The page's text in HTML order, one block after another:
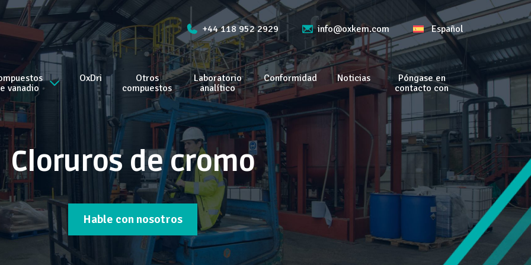
+44 118 952 2929 info@oxkem.com Español
vanadio
OxDri
Otros
compuestos
Laboratorio
analítico
Conformidad Noticias
Póngase en
contacto con
Cloruros de cromo
Hable con nosotros